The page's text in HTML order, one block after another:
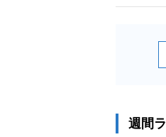
週間